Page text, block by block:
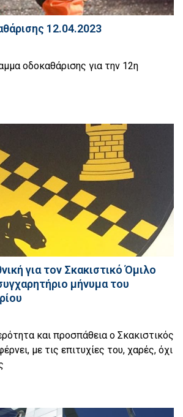
12.04.2023
οδοκαθάρισης για την 12η
για τον Σκακιστικό Όμιλο
μήνυμα του
και προσπάθεια ο Σκακιστικός
με τις επιτυχίες του, χαρές, όχι